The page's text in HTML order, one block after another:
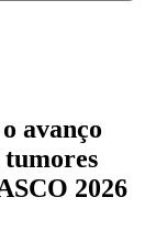
avanço
tumores
2026